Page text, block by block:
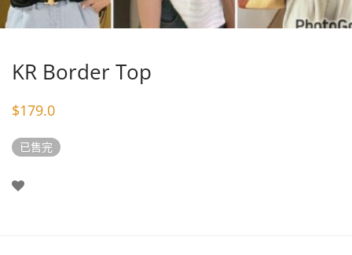
KR Border Top
$179.0
已售完